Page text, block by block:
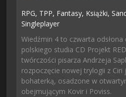
RPG, TPP, Fantasy, Książki,
Singleplayer
Wiedźmin 4 to czwarta odsłona
polskiego studia CD Projekt
twórczości pisarza Andrzeja
rozpoczęcie nowej trylogii z Ciri
bohaterką, osadzone w
obejmującym Kovir i Poviss.